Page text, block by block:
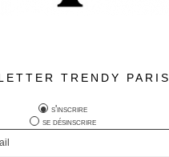
TRENDY PARIS
s'inscrire
se désinscrire